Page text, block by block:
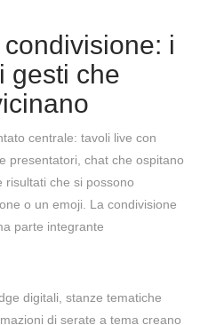
i
gesti che
centrale: tavoli live con
presentatori, chat che ospitano
risultati che si possono
o un emoji. La condivisione
parte integrante
digitali, stanze tematiche
di serate a tema creano